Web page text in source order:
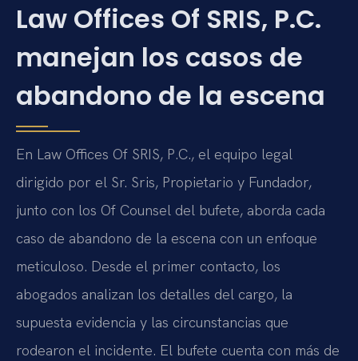
Law Offices Of SRIS, P.C.
manejan los casos de
abandono de la escena
En Law Offices Of SRIS, P.C., el equipo legal
dirigido por el Sr. Sris, Propietario y Fundador,
junto con los Of Counsel del bufete, aborda cada
caso de abandono de la escena con un enfoque
meticuloso. Desde el primer contacto, los
abogados analizan los detalles del cargo, la
supuesta evidencia y las circunstancias que
rodearon el incidente. El bufete cuenta con más de